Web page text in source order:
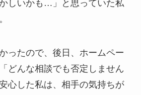
しいかも…」と思っていた私
ったので、後日、ホームペー
どんな相談でも否定しません
心した私は、相手の気持ちが